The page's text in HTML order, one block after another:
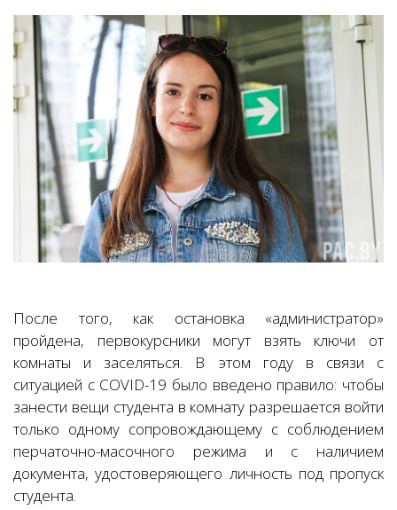
После того, как остановка «администратор»
пройдена, первокурсники могут взять ключи от
комнаты и заселяться. В этом году в связи с
ситуацией с COVID-19 было введено правило: чтобы
занести вещи студента в комнату разрешается войти
только одному сопровождающему с соблюдением
перчаточно-масочного режима и с наличием
документа, удостоверяющего личность под пропуск
студента.